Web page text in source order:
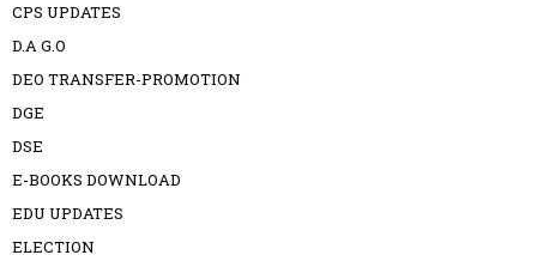
CPS UPDATES
D.A G.O
DEO TRANSFER-PROMOTION
DGE
DSE
E-BOOKS DOWNLOAD
EDU UPDATES
ELECTION